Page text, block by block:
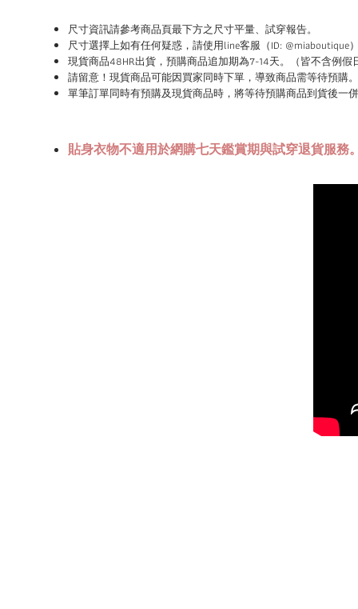
尺寸資訊請參考商品頁最下方之尺寸平量、試穿報告。
尺寸選擇上如有任何疑惑，請使用line客服（ID: @miaboutique
現貨商品48HR出貨，預購商品追加期為7-14天。（皆不含例假
請留意！現貨商品可能因買家同時下單，導致商品需等待預購。
單筆訂單同時有預購及現貨商品時，將等待預購商品到貨後一
貼身衣物不適用於網購七天鑑賞期與試穿退貨服務